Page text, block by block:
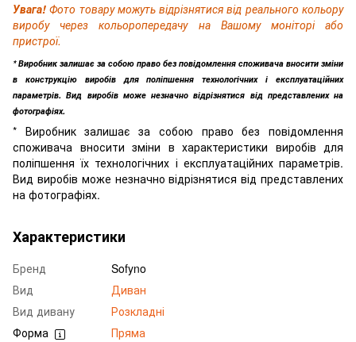
Увага!Фото товару можуть відрізнятися від реального кольору
виробу через кольоропередачу на Вашому моніторі або
пристрої.
* Виробник залишає за собою право без повідомлення споживача вносити зміни
в конструкцію виробів для поліпшення технологічних і експлуатаційних
параметрів. Вид виробів може незначно відрізнятися від представлених на
фотографіях.
* Виробник залишає за собою право без повідомлення
споживача вносити зміни в характеристики виробів для
поліпшення їх технологічних і експлуатаційних параметрів.
Вид виробів може незначно відрізнятися від представлених
на фотографіях.
Характеристики
Бренд
Sofyno
Вид
Диван
Вид дивану
Розкладні
Форма
Пряма